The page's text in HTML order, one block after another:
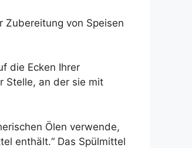
Zubereitung von Speisen
die Ecken Ihrer
Stelle, an der sie mit
Ölen verwende,
enthält.“ Das Spülmittel